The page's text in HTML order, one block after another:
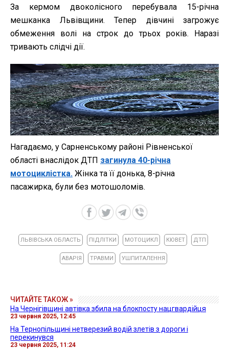
За кермом двоколісного перебувала 15-річна
мешканка Львівщини. Тепер дівчині загрожує
обмеження волі на строк до трьох років. Наразі
тривають слідчі дії.
Нагадаємо, у Сарненському районі Рівненської
області внаслідок ДТП загинула 40-річна
мотоциклістка. Жінка та її донька, 8-річна
пасажирка, були без мотошоломів.
ЛЬВІВСЬКА ОБЛАСТЬ ПІДЛІТКИ МОТОЦИКЛ КЮВЕТ ДТП
АВАРІЯ ТРАВМИ УШПИТАЛЕННЯ
ЧИТАЙТЕ ТАКОЖ »
На Чернігівщині автівка збила на блокпосту нацгвардійця
23 червня 2025, 12:45
На Тернопільщині нетверезий водій злетів з дороги і
перекинувся
23 червня 2025, 11:24